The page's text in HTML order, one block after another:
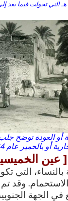
المسعودية عام 1953هـ التي
أو العودة توضح
عام 1924م أي قبل 100 عام
[ عين
التي
الاستحمام. وقد
الجهة